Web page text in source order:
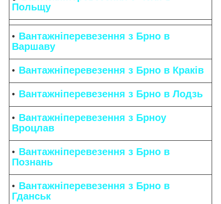
Польщу
Вантажніперевезення з Брно в
Варшаву
Вантажніперевезення з Брно в Краків
Вантажніперевезення з Брно в Лодзь
Вантажніперевезення з Брноу
Вроцлав
Вантажніперевезення з Брно в
Познань
Вантажніперевезення з Брно в
Гданськ